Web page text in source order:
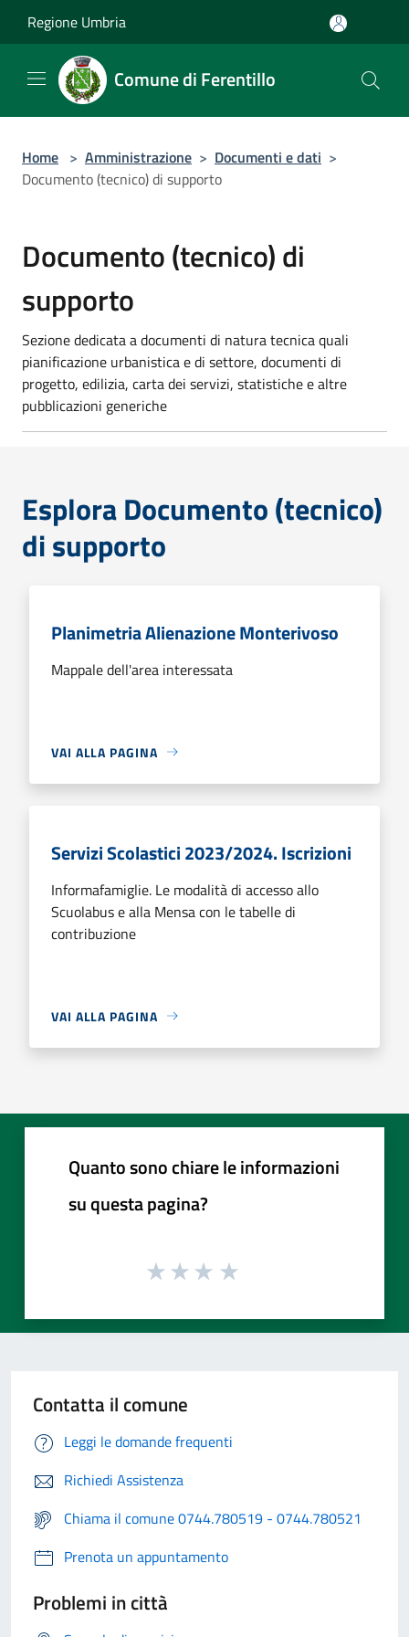
Regione Umbria
Comune di Ferentillo
Home > Amministrazione > Documenti e dati >
Documento (tecnico) di supporto
Documento (tecnico) di
supporto
Sezione dedicata a documenti di natura tecnica quali
pianificazione urbanistica e di settore, documenti di
progetto, edilizia, carta dei servizi, statistiche e altre
pubblicazioni generiche
Esplora Documento (tecnico)
di supporto
Planimetria Alienazione Monterivoso
Mappale dell'area interessata
VAI ALLA PAGINA
Servizi Scolastici 2023/2024. Iscrizioni
Informafamiglie. Le modalità di accesso allo
Scuolabus e alla Mensa con le tabelle di
contribuzione
VAI ALLA PAGINA
Quanto sono chiare le informazioni
su questa pagina?
Contatta il comune
Leggi le domande frequenti
Richiedi Assistenza
Chiama il comune 0744.780519 - 0744.780521
Prenota un appuntamento
Problemi in città